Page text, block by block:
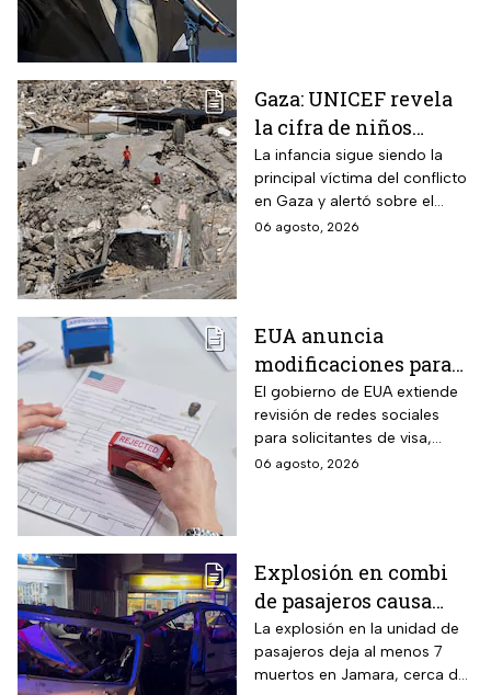
Gaza: UNICEF revela
la cifra de niños
muertos tras alto al
fuego
La infancia sigue siendo la
principal víctima del conflicto
en Gaza y alertó sobre el
aumento de menores
06 agosto, 2026
EUA anuncia
modificaciones para
el trámite de la visa:
mexicanos deberán
cumplir nueva
medida
El gobierno de EUA extiende
revisión de redes sociales
para solicitantes de visa,
incluyendo mexicanos y
06 agosto, 2026
Explosión en combi
de pasajeros causa
terror en las calles de
Jaramana en Damasco
La explosión en la unidad de
pasajeros deja al menos 7
muertos en Jamara, cerca de